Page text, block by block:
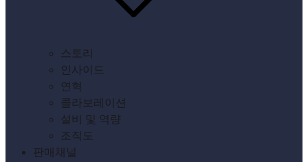
스토리
인사이드
연혁
콜라보레이션
설비 및 역량
조직도
판매채널